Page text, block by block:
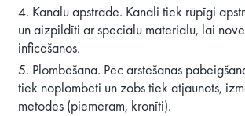
Kanālu apstrāde. Kanāli tiek rūpīgi
un aizpildīti ar speciālu materiālu, lai
inficēšanos.
Plombēšana. Pēc ārstēšanas
tiek noplombēti un zobs tiek atjaunots,
metodes (piemēram, kronīti).